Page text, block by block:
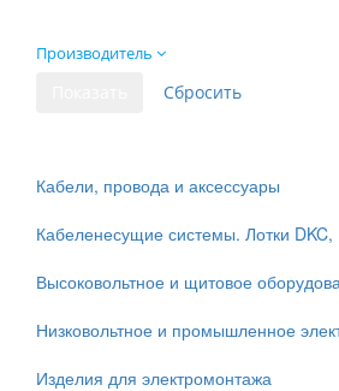
Производитель
Кабели, провода и аксессуары
Кабеленесущие системы. Лотки DKC,
Высоковольтное и щитовое
Низковольтное и промышленное
Изделия для электромонтажа